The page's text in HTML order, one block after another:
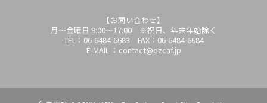
【お問い合わせ】
月～金曜日 9:00～17:00 ※祝日、年末年始除く
TEL：06-6484-6683 FAX：06-6484-6684
E-MAIL ：contact@ozcaf.jp